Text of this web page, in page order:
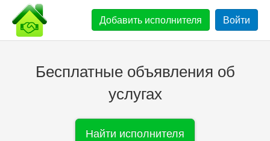
Добавить исполнителя Войти
Бесплатные объявления об
услугах
Найти исполнителя